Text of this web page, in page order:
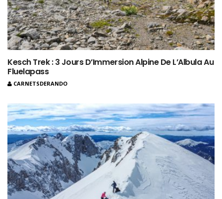
Kesch Trek : 3 Jours D’Immersion Alpine De L’Albula Au
Fluelapass
CARNETSDERANDO